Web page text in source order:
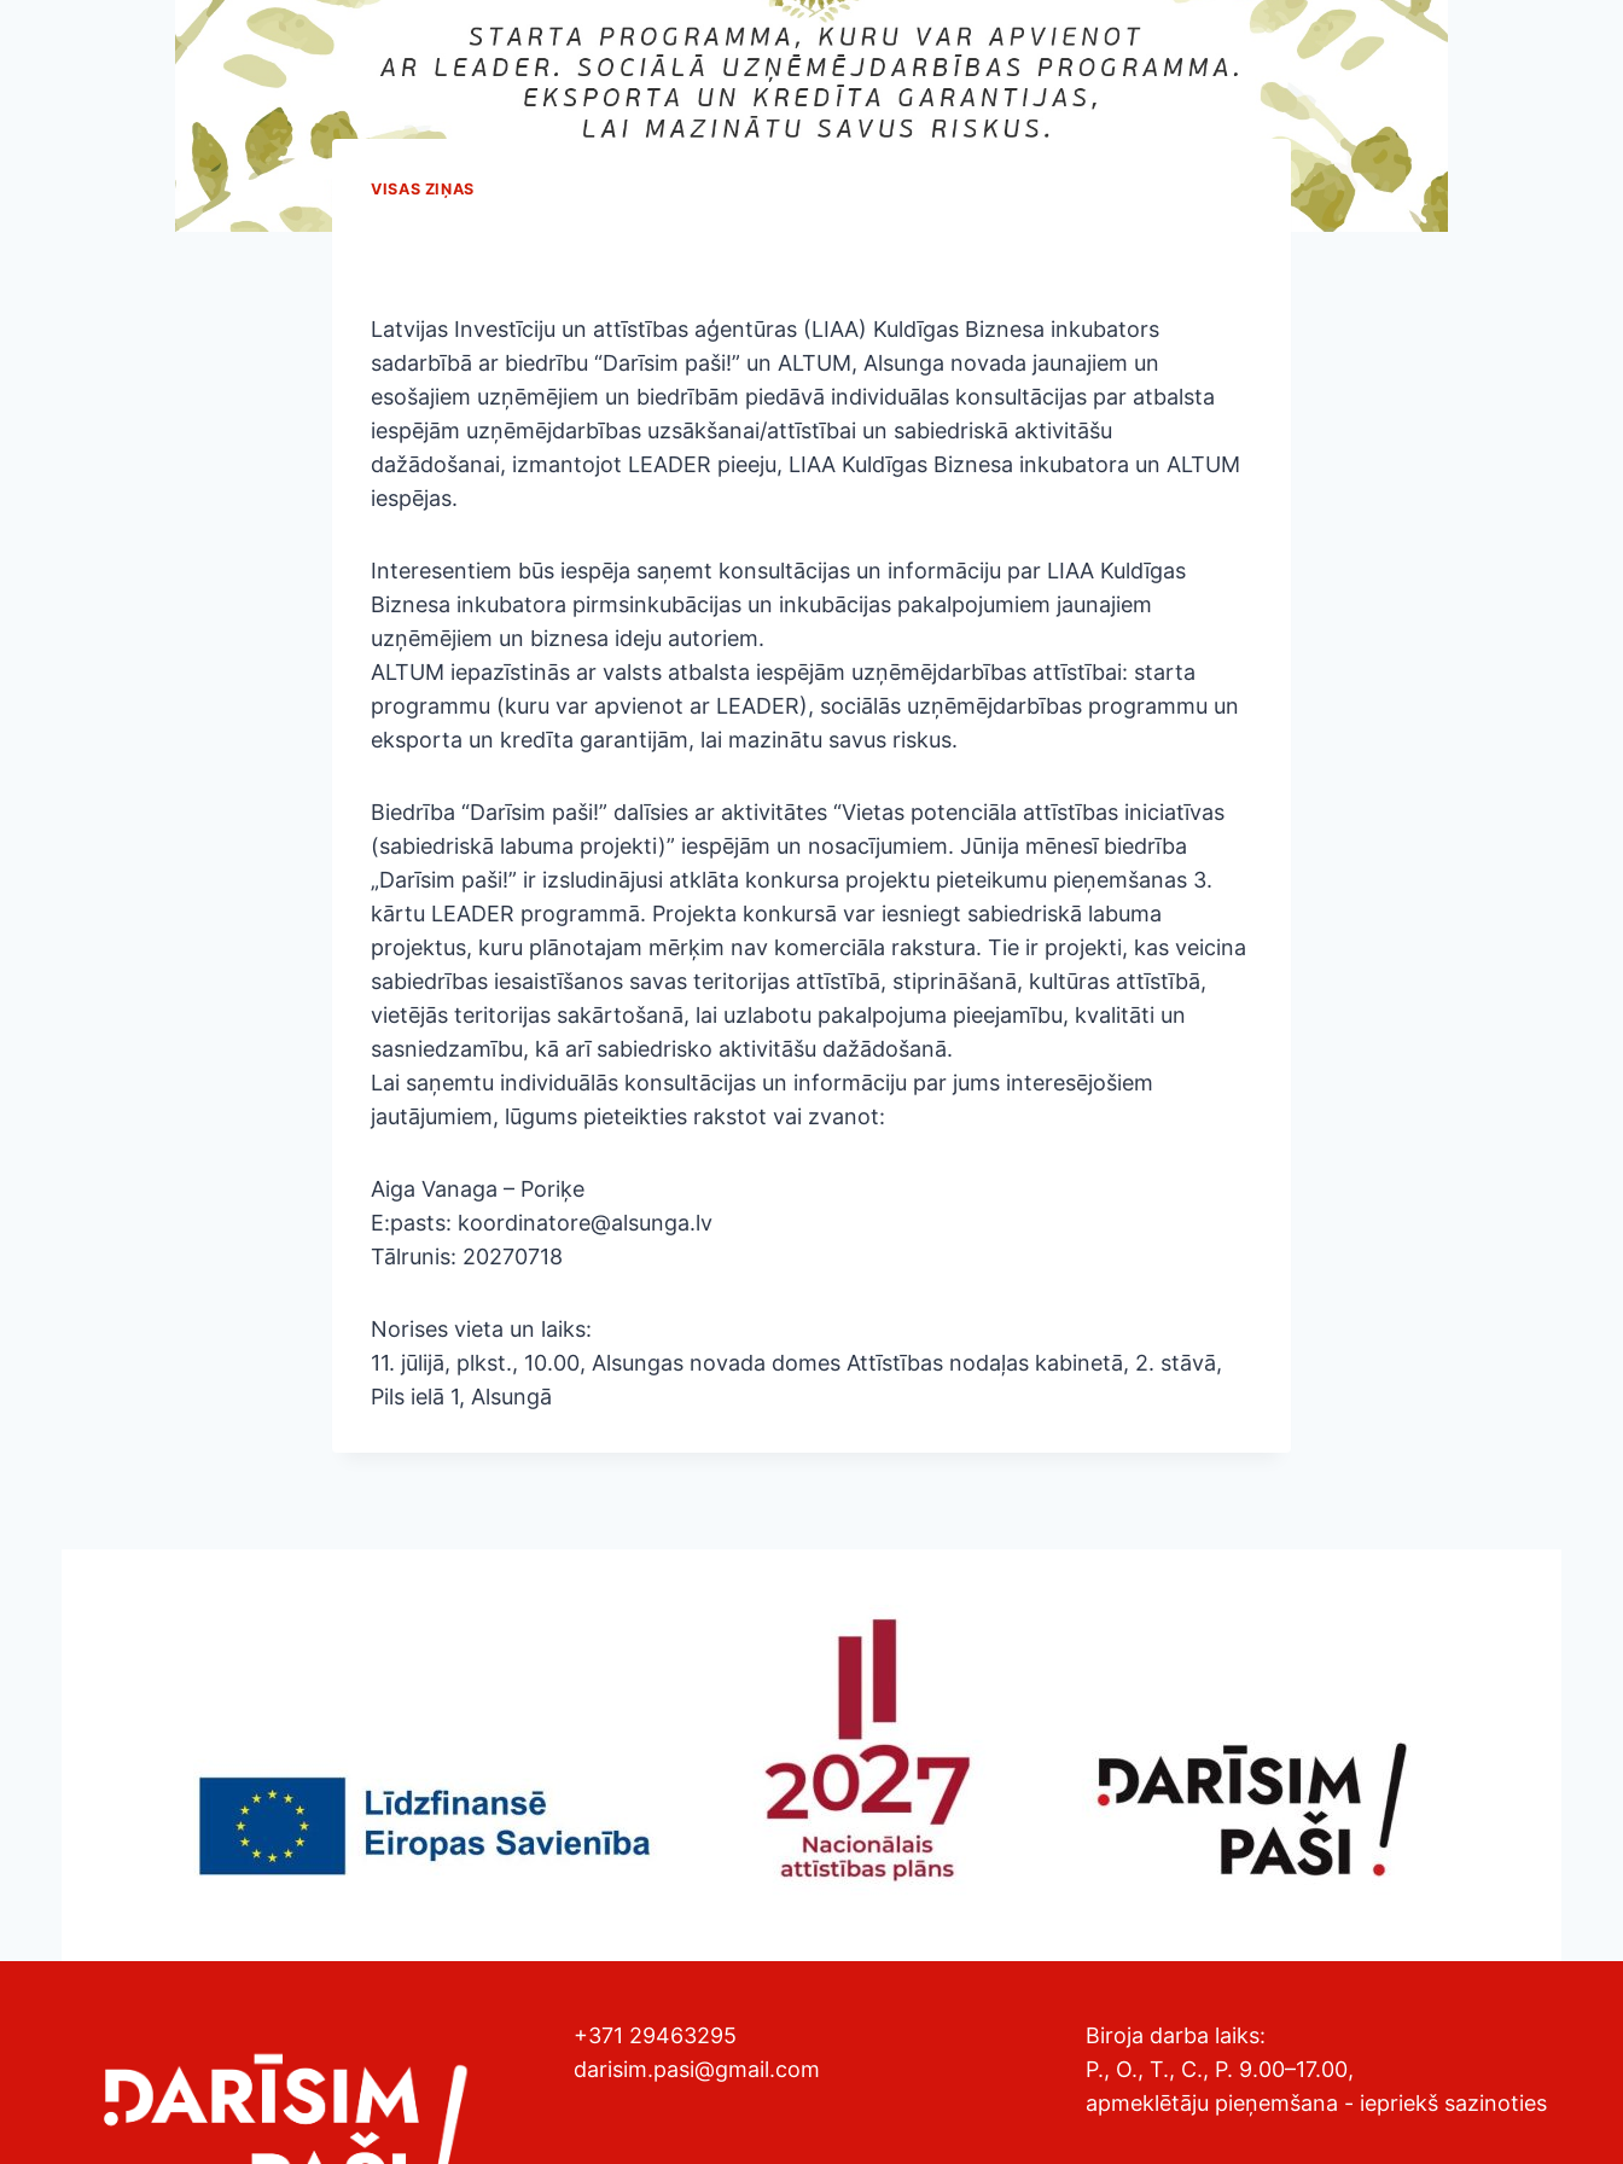
VISAS ZIŅAS
Latvijas Investīciju un attīstības aģentūras (LIAA) Kuldīgas Biznesa inkubators
sadarbībā ar biedrību “Darīsim paši!” un ALTUM, Alsunga novada jaunajiem un
esošajiem uzņēmējiem un biedrībām piedāvā individuālas konsultācijas par atbalsta
iespējām uzņēmējdarbības uzsākšanai/attīstībai un sabiedriskā aktivitāšu
dažādošanai, izmantojot LEADER pieeju, LIAA Kuldīgas Biznesa inkubatora un ALTUM
iespējas.
Interesentiem būs iespēja saņemt konsultācijas un informāciju par LIAA Kuldīgas
Biznesa inkubatora pirmsinkubācijas un inkubācijas pakalpojumiem jaunajiem
uzņēmējiem un biznesa ideju autoriem.
ALTUM iepazīstinās ar valsts atbalsta iespējām uzņēmējdarbības attīstībai: starta
programmu (kuru var apvienot ar LEADER), sociālās uzņēmējdarbības programmu un
eksporta un kredīta garantijām, lai mazinātu savus riskus.
Biedrība “Darīsim paši!” dalīsies ar aktivitātes “Vietas potenciāla attīstības iniciatīvas
(sabiedriskā labuma projekti)” iespējām un nosacījumiem. Jūnija mēnesī biedrība
„Darīsim paši!” ir izsludinājusi atklāta konkursa projektu pieteikumu pieņemšanas 3.
kārtu LEADER programmā. Projekta konkursā var iesniegt sabiedriskā labuma
projektus, kuru plānotajam mērķim nav komerciāla rakstura. Tie ir projekti, kas veicina
sabiedrības iesaistīšanos savas teritorijas attīstībā, stiprināšanā, kultūras attīstībā,
vietējās teritorijas sakārtošanā, lai uzlabotu pakalpojuma pieejamību, kvalitāti un
sasniedzamību, kā arī sabiedrisko aktivitāšu dažādošanā.
Lai saņemtu individuālās konsultācijas un informāciju par jums interesējošiem
jautājumiem, lūgums pieteikties rakstot vai zvanot:
Aiga Vanaga – Poriķe
E:pasts: koordinatore@alsunga.lv
Tālrunis: 20270718
Norises vieta un laiks:
11. jūlijā, plkst., 10.00, Alsungas novada domes Attīstības nodaļas kabinetā, 2. stāvā,
Pils ielā 1, Alsungā
+371 29463295
darisim.pasi@gmail.com
Biroja darba laiks:
P., O., T., C., P. 9.00–17.00,
apmeklētāju pieņemšana - iepriekš sazinoties